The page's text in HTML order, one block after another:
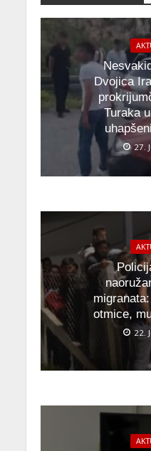
Dvojica
Turaka
27.
otmice,
22.